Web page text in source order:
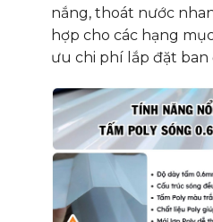
nắng, thoát nước
hợp cho các hạng
ưu chi phí lắp đặt ban